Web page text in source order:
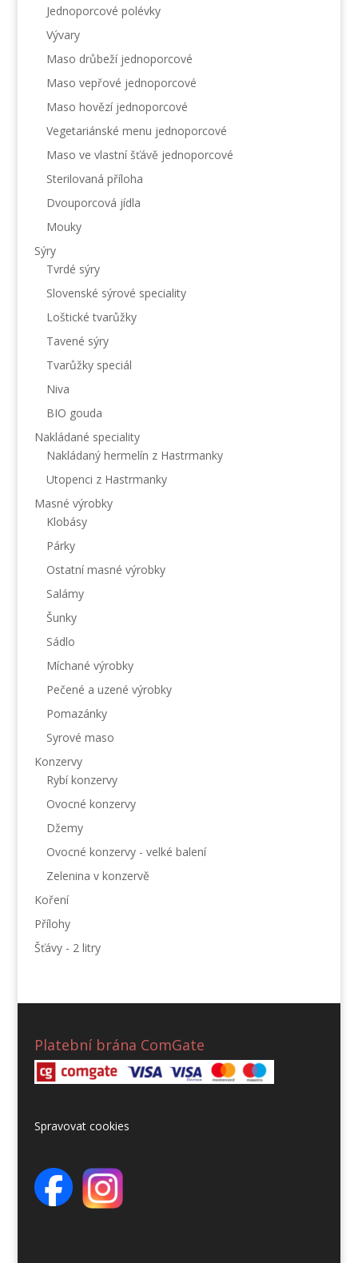
Jednoporcové polévky
Vývary
Maso drůbeží jednoporcové
Maso vepřové jednoporcové
Maso hovězí jednoporcové
Vegetariánské menu jednoporcové
Maso ve vlastní šťávě jednoporcové
Sterilovaná příloha
Dvouporcová jídla
Mouky
Sýry
Tvrdé sýry
Slovenské sýrové speciality
Loštické tvarůžky
Tavené sýry
Tvarůžky speciál
Niva
BIO gouda
Nakládané speciality
Nakládaný hermelín z Hastrmanky
Utopenci z Hastrmanky
Masné výrobky
Klobásy
Párky
Ostatní masné výrobky
Salámy
Šunky
Sádlo
Míchané výrobky
Pečené a uzené výrobky
Pomazánky
Syrové maso
Konzervy
Rybí konzervy
Ovocné konzervy
Džemy
Ovocné konzervy - velké balení
Zelenina v konzervě
Koření
Přílohy
Šťávy - 2 litry
Platební brána ComGate
Spravovat cookies